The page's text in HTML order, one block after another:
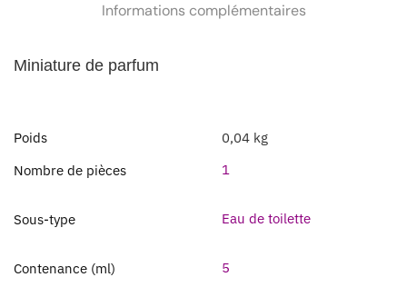
Informations complémentaires
Miniature de parfum
Poids
0,04 kg
Nombre de pièces
1
Sous-type Eau de toilette
Contenance (ml) 5